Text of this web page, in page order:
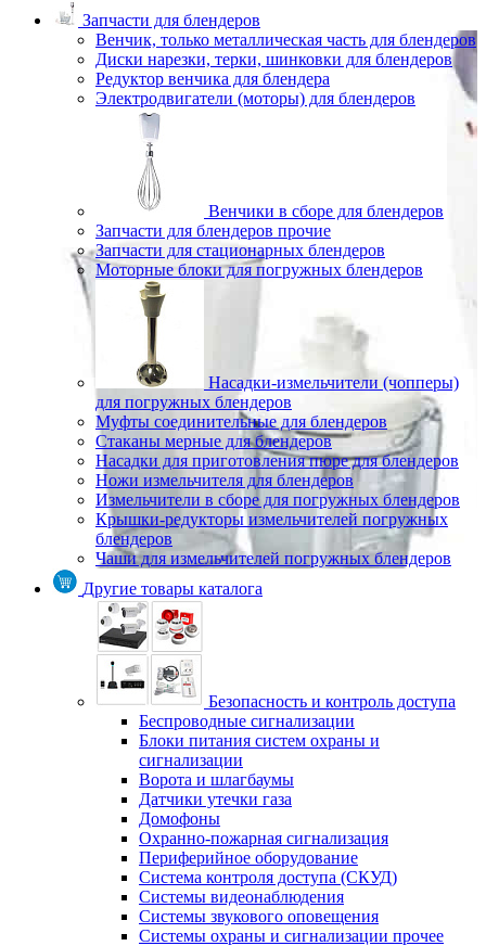
Запчасти для блендеров
Венчик, только металлическая часть для блендеров
Диски нарезки, терки, шинковки для блендеров
Редуктор венчика для блендера
Электродвигатели (моторы) для блендеров
Венчики в сборе для блендеров
Запчасти для блендеров прочие
Запчасти для стационарных блендеров
Моторные блоки для погружных блендеров
Насадки-измельчители (чопперы)
для погружных блендеров
Муфты соединительные для блендеров
Стаканы мерные для блендеров
Насадки для приготовления пюре для блендеров
Ножи измельчителя для блендеров
Измельчители в сборе для погружных блендеров
Крышки-редукторы измельчителей погружных
блендеров
Чаши для измельчителей погружных блендеров
Другие товары каталога
Безопасность и контроль доступа
Беспроводные сигнализации
Блоки питания систем охраны и
сигнализации
Ворота и шлагбаумы
Датчики утечки газа
Домофоны
Охранно-пожарная сигнализация
Периферийное оборудование
Система контроля доступа (СКУД)
Системы видеонаблюдения
Системы звукового оповещения
Системы охраны и сигнализации прочее